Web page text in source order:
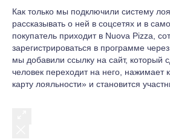
Как только мы подключили систему
рассказывать о ней в соцсетях и в
покупатель приходит в Nuova Pizza,
зарегистрироваться в программе
мы добавили ссылку на сайт, который
человек переходит на него, нажимает
карту лояльности» и становится